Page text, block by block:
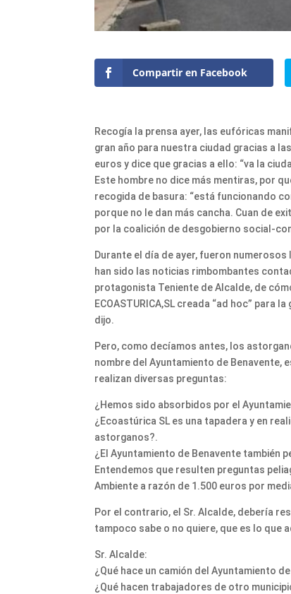
Compartir en Facebook
Recogía la prensa ayer, las eufóricas
gran año para nuestra ciudad gracias a
euros y dice que gracias a ello: “va la
Este hombre no dice más mentiras, por
recogida de basura: “está funcionando
porque no le dan más cancha. Cuan de
por la coalición de desgobierno social-
Durante el día de ayer, fueron
han sido las noticias rimbombantes
protagonista Teniente de Alcalde, de
ECOASTURICA,SL creada “ad hoc” para
dijo.
Pero, como decíamos antes, los
nombre del Ayuntamiento de Benavente,
realizan diversas preguntas:
¿Hemos sido absorbidos por el
¿Ecoastúrica SL es una tapadera y en
astorganos?.
¿El Ayuntamiento de Benavente también
Entendemos que resulten preguntas
Ambiente a razón de 1.500 euros por
Por el contrario, el Sr. Alcalde, debería
tampoco sabe o no quiere, que es lo que
Sr. Alcalde:
¿Qué hace un camión del Ayuntamiento
¿Qué hacen trabajadores de otro